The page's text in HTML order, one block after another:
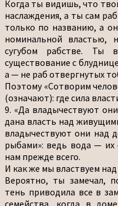
Когда ты видишь, что
наслаждения, а ты сам
только по названию, а
номинальной властью,
сугубом рабстве. Ты
существование с
а — не раб отвергнутых
Поэтому «Сотворим
(означают): где сила
9. «Да владычествуют
дана власть над
владычествуют они над
рыбами»: ведь вода — их
нам прежде всего.
И как же мы властвуем
Вероятно, ты замечал,
тень приводила все в
семейства, когда в